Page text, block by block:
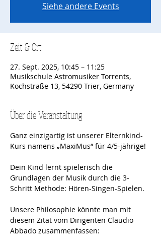
Siehe andere Events
Zeit & Ort
27. Sept. 2025, 10:45 – 11:25
Musikschule Astromusiker Torrents,
Kochstraße 13, 54290 Trier, Germany
Über die Veranstaltung
Ganz einzigartig ist unserer Elternkind-
Kurs namens „MaxiMus“ für 4/5-jährige!
Dein Kind lernt spielerisch die
Grundlagen der Musik durch die 3-
Schritt Methode: Hören-Singen-Spielen.
Unsere Philosophie könnte man mit
diesem Zitat vom Dirigenten Claudio
Abbado zusammenfassen: